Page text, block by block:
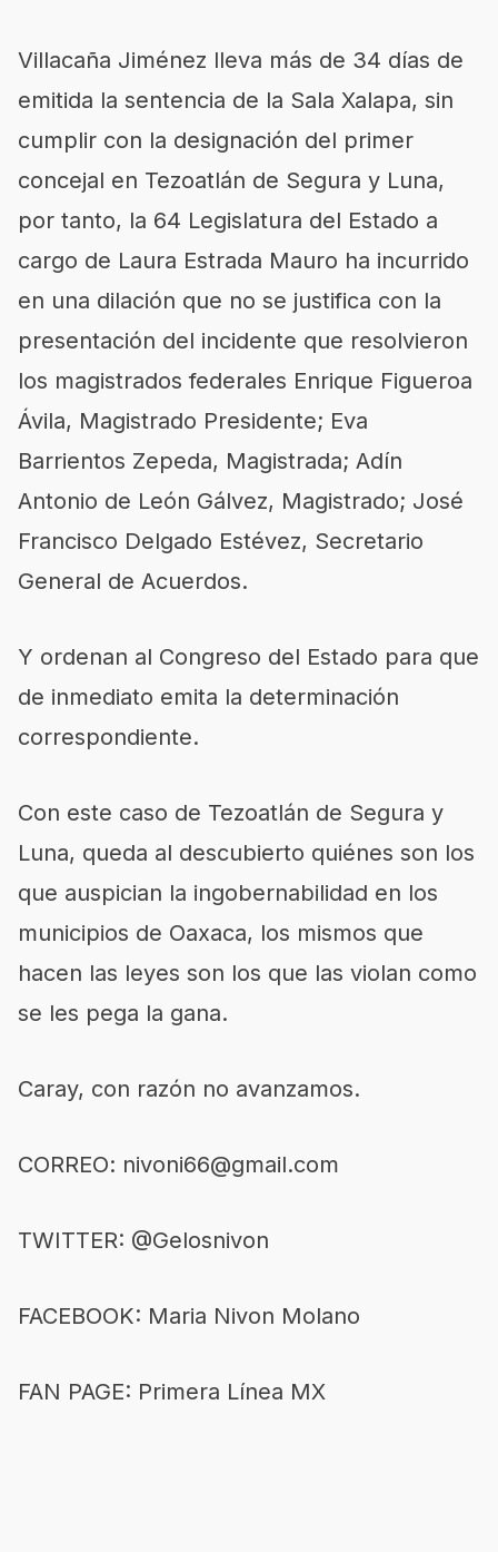
Villacaña Jiménez lleva más de 34 días de
emitida la sentencia de la Sala Xalapa, sin
cumplir con la designación del primer
concejal en Tezoatlán de Segura y Luna,
por tanto, la 64 Legislatura del Estado a
cargo de Laura Estrada Mauro ha incurrido
en una dilación que no se justifica con la
presentación del incidente que resolvieron
los magistrados federales Enrique Figueroa
Ávila, Magistrado Presidente; Eva
Barrientos Zepeda, Magistrada; Adín
Antonio de León Gálvez, Magistrado; José
Francisco Delgado Estévez, Secretario
General de Acuerdos.
Y ordenan al Congreso del Estado para que
de inmediato emita la determinación
correspondiente.
Con este caso de Tezoatlán de Segura y
Luna, queda al descubierto quiénes son los
que auspician la ingobernabilidad en los
municipios de Oaxaca, los mismos que
hacen las leyes son los que las violan como
se les pega la gana.
Caray, con razón no avanzamos.
CORREO: nivoni66@gmail.com
TWITTER: @Gelosnivon
FACEBOOK: Maria Nivon Molano
FAN PAGE: Primera Línea MX